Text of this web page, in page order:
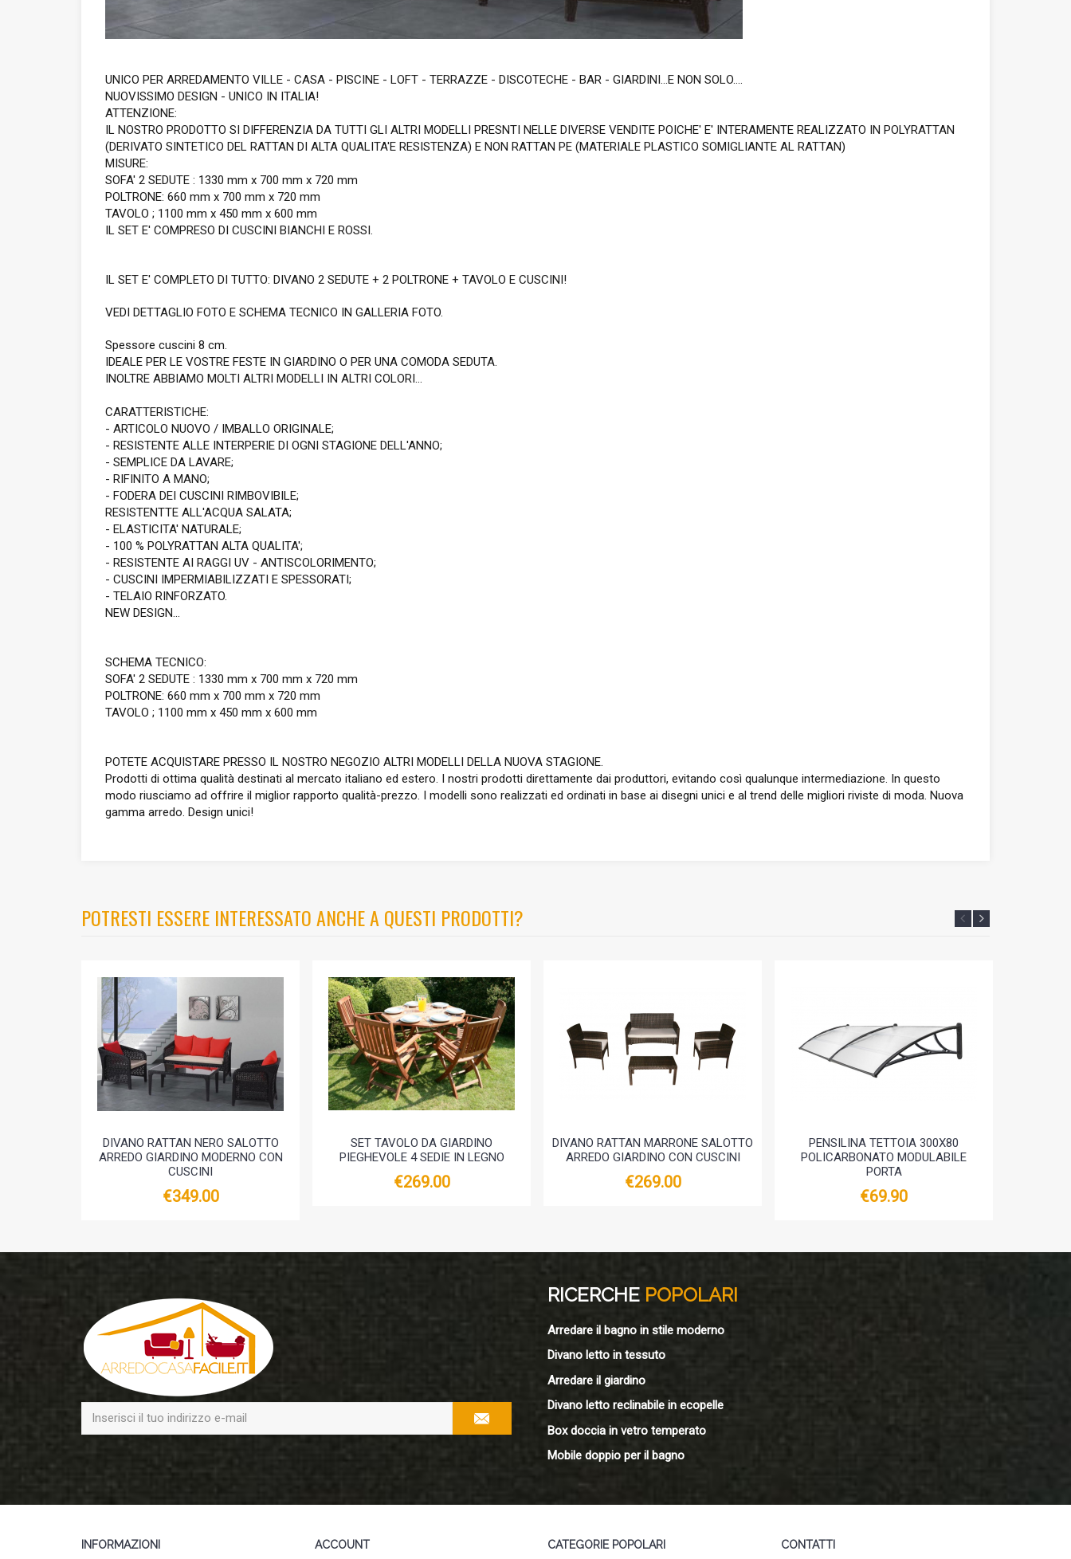
UNICO PER ARREDAMENTO VILLE - CASA - PISCINE - LOFT - TERRAZZE - DISCOTECHE - BAR - GIARDINI...E NON SOLO....
NUOVISSIMO DESIGN - UNICO IN ITALIA!
ATTENZIONE:
IL NOSTRO PRODOTTO SI DIFFERENZIA DA TUTTI GLI ALTRI MODELLI PRESNTI NELLE DIVERSE VENDITE POICHE' E' INTERAMENTE REALIZZATO IN POLYRATTAN
(DERIVATO SINTETICO DEL RATTAN DI ALTA QUALITA'E RESISTENZA) E NON RATTAN PE (MATERIALE PLASTICO SOMIGLIANTE AL RATTAN)
MISURE:
SOFA' 2 SEDUTE : 1330 mm x 700 mm x 720 mm
POLTRONE: 660 mm x 700 mm x 720 mm
TAVOLO ; 1100 mm x 450 mm x 600 mm
IL SET E' COMPRESO DI CUSCINI BIANCHI E ROSSI.
IL SET E' COMPLETO DI TUTTO: DIVANO 2 SEDUTE + 2 POLTRONE + TAVOLO E CUSCINI!
VEDI DETTAGLIO FOTO E SCHEMA TECNICO IN GALLERIA FOTO.
Spessore cuscini 8 cm.
IDEALE PER LE VOSTRE FESTE IN GIARDINO O PER UNA COMODA SEDUTA.
INOLTRE ABBIAMO MOLTI ALTRI MODELLI IN ALTRI COLORI...
CARATTERISTICHE:
- ARTICOLO NUOVO / IMBALLO ORIGINALE;
- RESISTENTE ALLE INTERPERIE DI OGNI STAGIONE DELL'ANNO;
- SEMPLICE DA LAVARE;
- RIFINITO A MANO;
- FODERA DEI CUSCINI RIMBOVIBILE;
RESISTENTTE ALL'ACQUA SALATA;
- ELASTICITA' NATURALE;
- 100 % POLYRATTAN ALTA QUALITA';
- RESISTENTE AI RAGGI UV - ANTISCOLORIMENTO;
- CUSCINI IMPERMIABILIZZATI E SPESSORATI;
- TELAIO RINFORZATO.
NEW DESIGN...
SCHEMA TECNICO:
SOFA' 2 SEDUTE : 1330 mm x 700 mm x 720 mm
POLTRONE: 660 mm x 700 mm x 720 mm
TAVOLO ; 1100 mm x 450 mm x 600 mm
POTETE ACQUISTARE PRESSO IL NOSTRO NEGOZIO ALTRI MODELLI DELLA NUOVA STAGIONE.
Prodotti di ottima qualità destinati al mercato italiano ed estero. I nostri prodotti direttamente dai produttori, evitando così qualunque intermediazione. In questo
modo riusciamo ad offrire il miglior rapporto qualità-prezzo. I modelli sono realizzati ed ordinati in base ai disegni unici e al trend delle migliori riviste di moda. Nuova
gamma arredo. Design unici!
POTRESTI ESSERE INTERESSATO ANCHE A QUESTI PRODOTTI?
DIVANO RATTAN NERO SALOTTO
ARREDO GIARDINO MODERNO CON
CUSCINI
€349.00
SET TAVOLO DA GIARDINO
PIEGHEVOLE 4 SEDIE IN LEGNO
€269.00
DIVANO RATTAN MARRONE SALOTTO
ARREDO GIARDINO CON CUSCINI
€269.00
PENSILINA TETTOIA 300X80
POLICARBONATO MODULABILE
PORTA
€69.90
RICERCHE POPOLARI
Arredare il bagno in stile moderno
Divano letto in tessuto
Arredare il giardino
Divano letto reclinabile in ecopelle
Box doccia in vetro temperato
Mobile doppio per il bagno
INFORMAZIONI ACCOUNT CATEGORIE POPOLARI CONTATTI